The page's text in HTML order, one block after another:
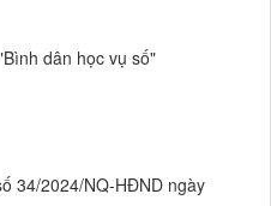
dân học vụ số"
34/2024/NQ-HĐND ngày
Thành phố.